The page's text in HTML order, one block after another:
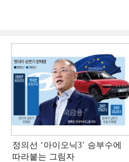
정의선 ‘아이오닉3ʼ 승부수에
따라붙는 그림자